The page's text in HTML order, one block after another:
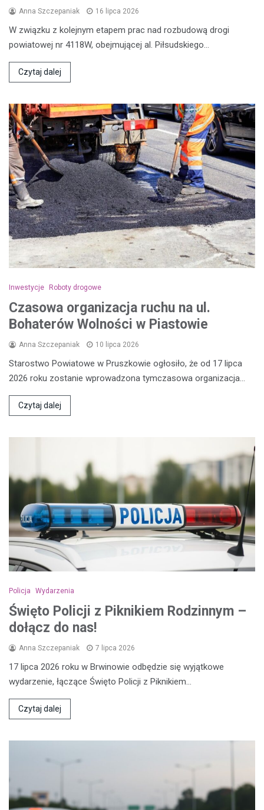
Anna Szczepaniak 16 lipca 2026
W związku z kolejnym etapem prac nad rozbudową drogi
powiatowej nr 4118W, obejmującej al. Piłsudskiego…
Czytaj dalej
Inwestycje Roboty drogowe
Czasowa organizacja ruchu na ul.
Bohaterów Wolności w Piastowie
Anna Szczepaniak 10 lipca 2026
Starostwo Powiatowe w Pruszkowie ogłosiło, że od 17 lipca
2026 roku zostanie wprowadzona tymczasowa organizacja…
Czytaj dalej
Policja Wydarzenia
Święto Policji z Piknikiem Rodzinnym –
dołącz do nas!
Anna Szczepaniak 7 lipca 2026
17 lipca 2026 roku w Brwinowie odbędzie się wyjątkowe
wydarzenie, łączące Święto Policji z Piknikiem…
Czytaj dalej